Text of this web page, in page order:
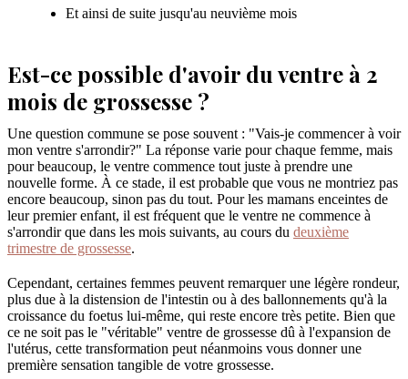
Et ainsi de suite jusqu'au neuvième mois
Est-ce possible d'avoir du ventre à 2
mois de grossesse ?
Une question commune se pose souvent : "Vais-je commencer à voir
mon ventre s'arrondir?" La réponse varie pour chaque femme, mais
pour beaucoup, le ventre commence tout juste à prendre une
nouvelle forme. À ce stade, il est probable que vous ne montriez pas
encore beaucoup, sinon pas du tout. Pour les mamans enceintes de
leur premier enfant, il est fréquent que le ventre ne commence à
s'arrondir que dans les mois suivants, au cours du deuxième
trimestre de grossesse.
Cependant, certaines femmes peuvent remarquer une légère rondeur,
plus due à la distension de l'intestin ou à des ballonnements qu'à la
croissance du foetus lui-même, qui reste encore très petite. Bien que
ce ne soit pas le "véritable" ventre de grossesse dû à l'expansion de
l'utérus, cette transformation peut néanmoins vous donner une
première sensation tangible de votre grossesse.